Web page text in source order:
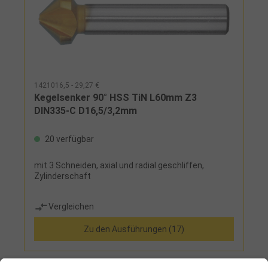
1421016,5 - 29,27 €
Kegelsenker 90° HSS TiN L60mm Z3
DIN335-C D16,5/3,2mm
20 verfügbar
mit 3 Schneiden, axial und radial geschliffen,
Zylinderschaft
Vergleichen
Zu den Ausführungen (17)